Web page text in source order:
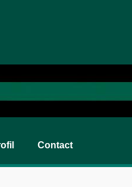
Contact